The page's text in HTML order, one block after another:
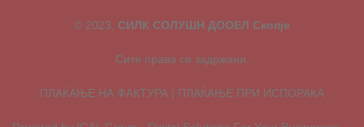
© 2023, СИЛК СОЛУШН ДООЕЛ Скопје
Сите права се задржани.
ПЛАЌАЊЕ НА ФАКТУРА | ПЛАЌАЊЕ ПРИ ИСПОРАКА